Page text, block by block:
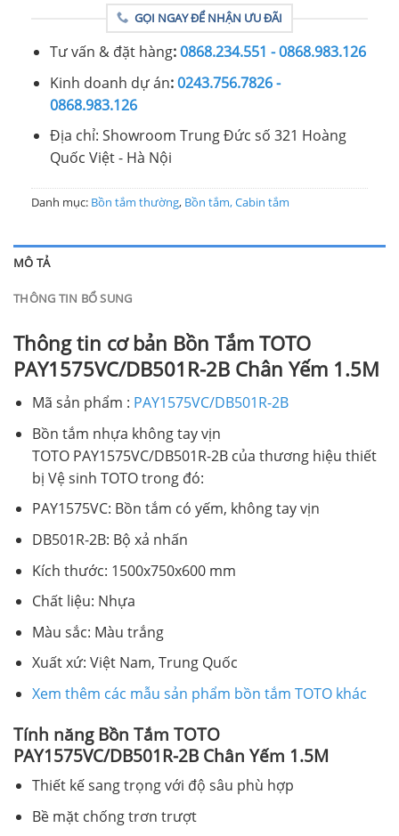
GỌI NGAY ĐỂ NHẬN ƯU ĐÃI
Tư vấn & đặt hàng:0868.234.551 - 0868.983.126
Kinh doanh dự án:0243.756.7826 -
0868.983.126
Địa chỉ: Showroom Trung Đức số 321 Hoàng
Quốc Việt - Hà Nội
Danh mục: Bồn tắm thường, Bồn tắm, Cabin tắm
MÔ TẢ
THÔNG TIN BỔ SUNG
Thông tin cơ bản Bồn Tắm TOTO
PAY1575VC/DB501R-2B Chân Yếm 1.5M
Mã sản phẩm : PAY1575VC/DB501R-2B
Bồn tắm nhựa không tay vịn
TOTO PAY1575VC/DB501R-2B của thương hiệu thiết
bị Vệ sinh TOTO trong đó:
PAY1575VC: Bồn tắm có yếm, không tay vịn
DB501R-2B: Bộ xả nhấn
Kích thước: 1500x750x600 mm
Chất liệu: Nhựa
Màu sắc: Màu trắng
Xuất xứ: Việt Nam, Trung Quốc
Xem thêm các mẫu sản phẩm bồn tắm TOTO khác
Tính năng Bồn Tắm TOTO
PAY1575VC/DB501R-2B Chân Yếm 1.5M
Thiết kế sang trọng với độ sâu phù hợp
Bề mặt chống trơn trượt